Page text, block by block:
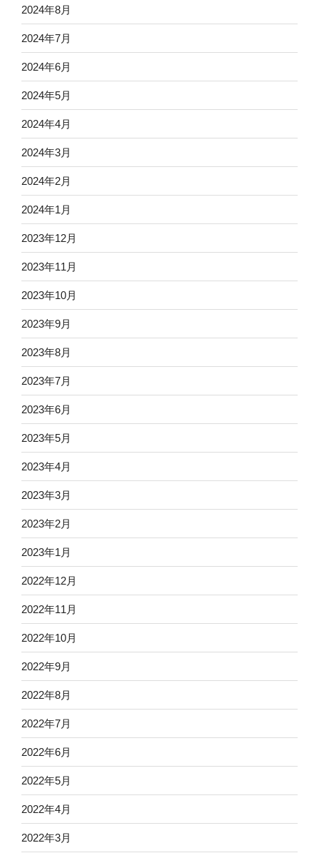
2024年8月
2024年7月
2024年6月
2024年5月
2024年4月
2024年3月
2024年2月
2024年1月
2023年12月
2023年11月
2023年10月
2023年9月
2023年8月
2023年7月
2023年6月
2023年5月
2023年4月
2023年3月
2023年2月
2023年1月
2022年12月
2022年11月
2022年10月
2022年9月
2022年8月
2022年7月
2022年6月
2022年5月
2022年4月
2022年3月